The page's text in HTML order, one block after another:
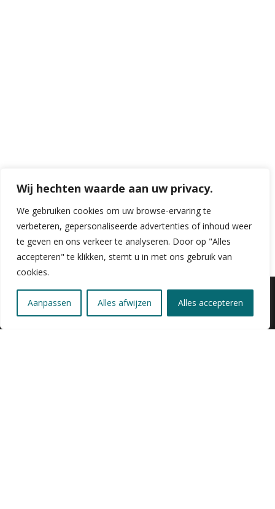
Wij hechten waarde aan uw privacy.
We gebruiken cookies om uw browse-ervaring te
verbeteren, gepersonaliseerde advertenties of inhoud weer
te geven en ons verkeer te analyseren. Door op "Alles
accepteren" te klikken, stemt u in met ons gebruik van
cookies.
Aanpassen Alles afwijzen Alles accepteren